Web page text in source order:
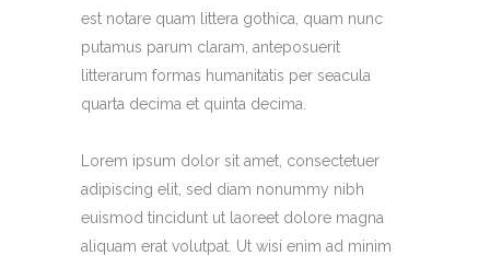
est notare quam littera gothica, quam nunc
putamus parum claram, anteposuerit
litterarum formas humanitatis per seacula
quarta decima et quinta decima.
Lorem ipsum dolor sit amet, consectetuer
adipiscing elit, sed diam nonummy nibh
euismod tincidunt ut laoreet dolore magna
aliquam erat volutpat. Ut wisi enim ad minim